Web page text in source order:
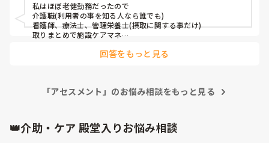
私はほぼ老健勤務だったので
介護職(利用者の事を知る人なら誰でも)
看護師、療法士、管理栄養士(摂取に関する事だけ)
取りまとめで施設ケアマネ
逆に主任や居担だから出ると言うのは無かったです。そう決め
回答をもっと見る
「アセスメント」のお悩み相談をもっと見る
👑介助・ケア 殿堂入りお悩み相談